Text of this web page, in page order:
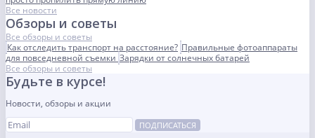
Все новости
Обзоры и советы
Все обзоры и советы
Как отследить транспорт на расстояние? Правильные фотоаппараты
для повседневной съемки Зарядки от солнечных батарей
Все обзоры и советы
Будьте в курсе!
Новости, обзоры и акции
ПОДПИСАТЬСЯ